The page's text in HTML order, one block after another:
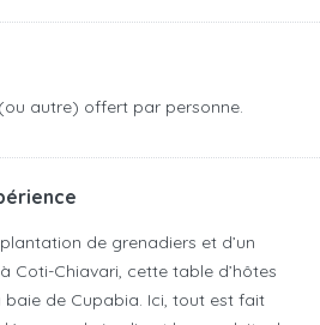
autre) offert par personne.
de grenadiers et d’un
Coti-Chiavari, cette table d’hôtes
de Cupabia. Ici, tout est fait